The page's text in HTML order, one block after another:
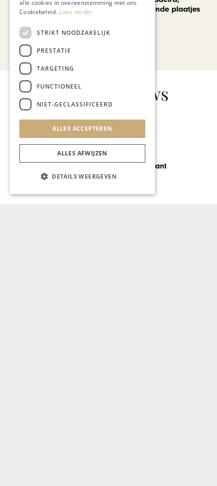
voorbij de bekende plaatjes
Bekijk alle artikelen
Gerelateerd nieuws
KUNST & CULTUUR
alle cookies in overeenstemming met ons
Cookiebeleid. Lees verder
STRIKT NOODZAKELIJK
PRESTATIE
TARGETING
FUNCTIONEEL
NIET-GECLASSIFICEERD
ALLES ACCEPTEREN
ALLES AFWIJZEN
DETAILS WEERGEVEN